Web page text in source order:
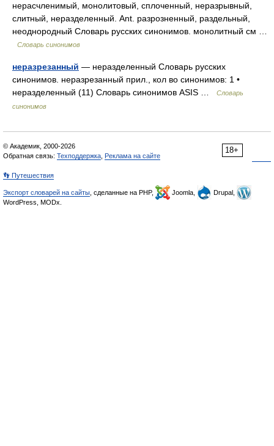
нерасчленимый, монолитовый, сплоченный, неразрывный,
слитный, неразделенный. Ant. разрозненный, раздельный,
неоднородный Словарь русских синонимов. монолитный см …
Словарь синонимов
неразрезанный — неразделенный Словарь русских
синонимов. неразрезанный прил., кол во синонимов: 1 •
неразделенный (11) Словарь синонимов ASIS …
Словарь
синонимов
18+
© Академик, 2000-2026
Обратная связь: Техподдержка Реклама на сайте
👣 Путешествия
Экспорт словарей на сайты , сделанные на PHP, Joomla,
Drupal,
WordPress, MODx.